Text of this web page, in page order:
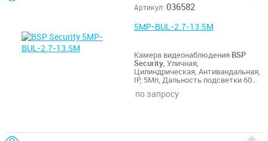
Артикул: 036582
5MP-BUL-2.7-13.5M
Камера видеонаблюдения BSP
Security, Уличная,
Цилиндрическая, Антивандальная,
IP, 5Мп, Дальность подсветки 60м,
по запросу